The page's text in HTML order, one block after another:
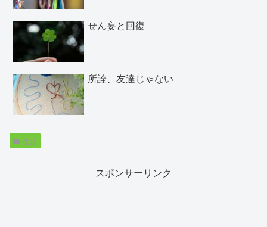
せん妄と回復
所詮、友達じゃない
生活
スポンサーリンク